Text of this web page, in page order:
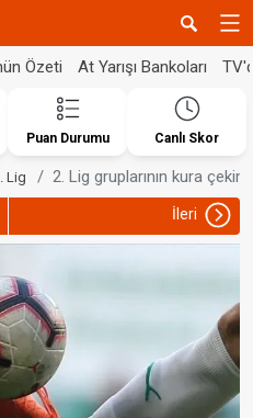
Özeti At Yarışı Bankoları
Puan Durumu Canlı Skor
Lig 2. Lig gruplarının kura
İleri